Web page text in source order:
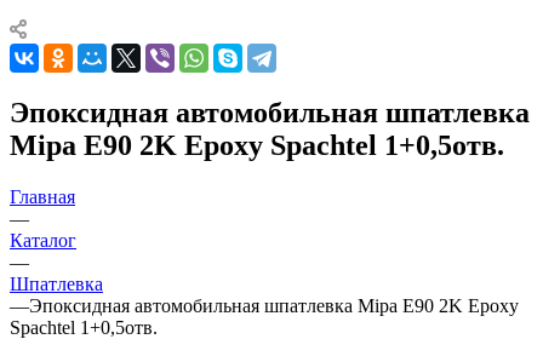
Эпоксидная автомобильная шпатлевка
Mipa E90 2K Epoxy Spachtel 1+0,5отв.
Главная
—
Каталог
—
Шпатлевка
—Эпоксидная автомобильная шпатлевка Mipa E90 2K Epoxy
Spachtel 1+0,5отв.